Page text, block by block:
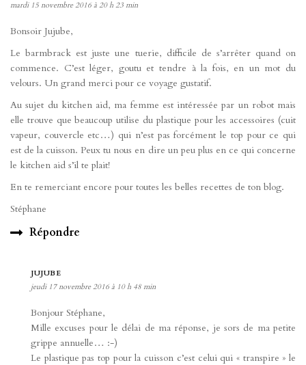
mardi 15 novembre 2016 à 20 h 23 min
Bonsoir Jujube,
Le barmbrack est juste une tuerie, difficile de s’arrêter quand on
commence. C’est léger, goutu et tendre à la fois, en un mot du
velours. Un grand merci pour ce voyage gustatif.
Au sujet du kitchen aid, ma femme est intéressée par un robot mais
elle trouve que beaucoup utilise du plastique pour les accessoires (cuit
vapeur, couvercle etc…) qui n’est pas forcément le top pour ce qui
est de la cuisson. Peux tu nous en dire un peu plus en ce qui concerne
le kitchen aid s’il te plait!
En te remerciant encore pour toutes les belles recettes de ton blog.
Stéphane
Répondre
JUJUBE
jeudi 17 novembre 2016 à 10 h 48 min
Bonjour Stéphane,
Mille excuses pour le délai de ma réponse, je sors de ma petite
grippe annuelle… :-)
Le plastique pas top pour la cuisson c’est celui qui « transpire » le